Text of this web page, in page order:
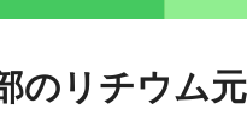
のリチウム